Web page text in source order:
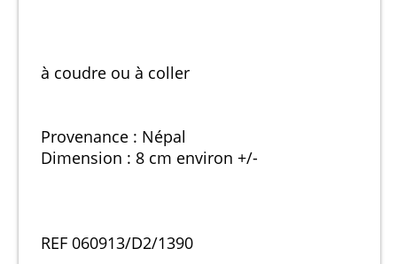
à coudre ou à coller
Provenance : Népal
Dimension : 8 cm environ +/-
REF 060913/D2/1390